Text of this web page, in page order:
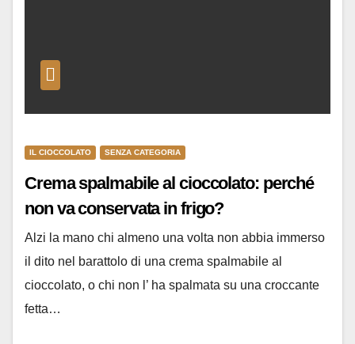
IL CIOCCOLATO SENZA CATEGORIA
Crema spalmabile al cioccolato: perché
non va conservata in frigo?
Alzi la mano chi almeno una volta non abbia immerso
il dito nel barattolo di una crema spalmabile al
cioccolato, o chi non l’ ha spalmata su una croccante
fetta…